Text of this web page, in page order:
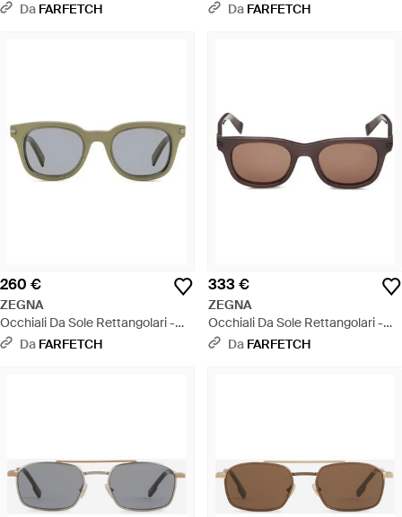
Grigio
Da FARFETCH Marrone
Da FARFETCH
260 €
ZEGNA
Occhiali Da Sole Rettangolari -
Grigio
Da FARFETCH
333 €
ZEGNA
Occhiali Da Sole Rettangolari -
RosaDa FARFETCH